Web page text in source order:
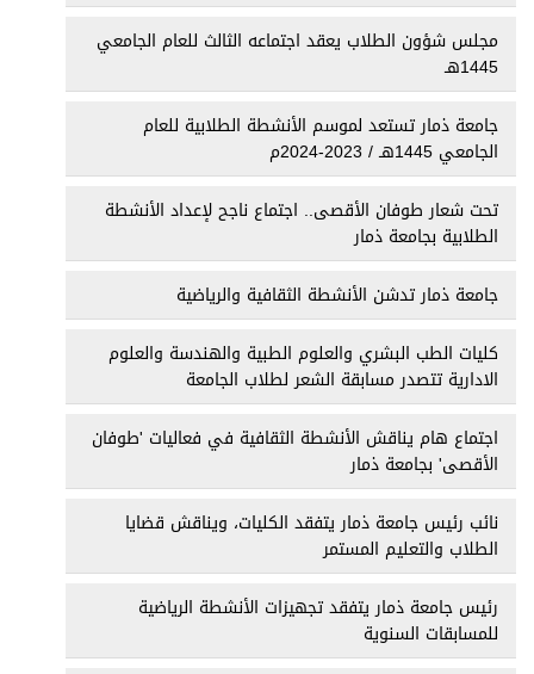
مجلس شؤون الطلاب يعقد اجتماعه الثالث للعام الجامعي
1445هـ
جامعة ذمار تستعد لموسم الأنشطة الطلابية للعام
الجامعي 1445هـ / 2023-2024م
تحت شعار طوفان الأقصى.. اجتماع ناجح لإعداد الأنشطة
الطلابية بجامعة ذمار
جامعة ذمار تدشن الأنشطة الثقافية والرياضية
كليات الطب البشري والعلوم الطبية والهندسة والعلوم
الادارية تتصدر مسابقة الشعر لطلاب الجامعة
اجتماع هام يناقش الأنشطة الثقافية في فعاليات 'طوفان
الأقصى' بجامعة ذمار
نائب رئيس جامعة ذمار يتفقد الكليات، ويناقش قضايا
الطلاب والتعليم المستمر
رئيس جامعة ذمار يتفقد تجهيزات الأنشطة الرياضية
للمسابقات السنوية